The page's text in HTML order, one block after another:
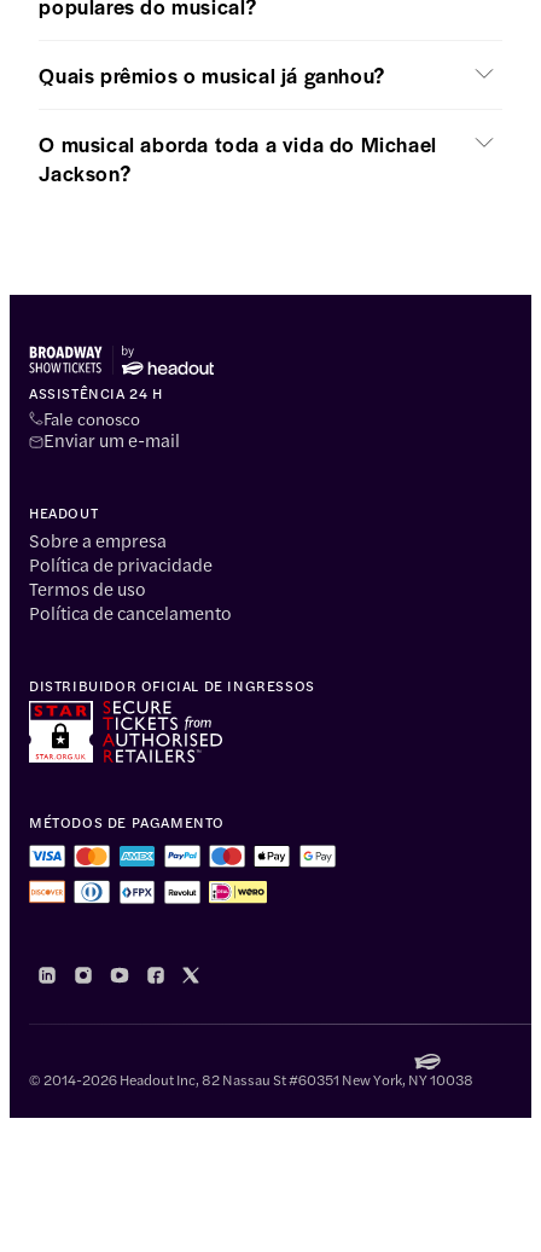
populares do musical?
Quais prêmios o musical já ganhou?
O musical aborda toda a vida do Michael
Jackson?
ASSISTÊNCIA 24 H
Fale conosco
Enviar um e-mail
HEADOUT
Sobre a empresa
Política de privacidade
Termos de uso
Política de cancelamento
MÉTODOS DE PAGAMENTO
DISTRIBUIDOR OFICIAL DE INGRESSOS
© 2014-2026 Headout Inc, 82 Nassau St #60351 New York, NY 10038